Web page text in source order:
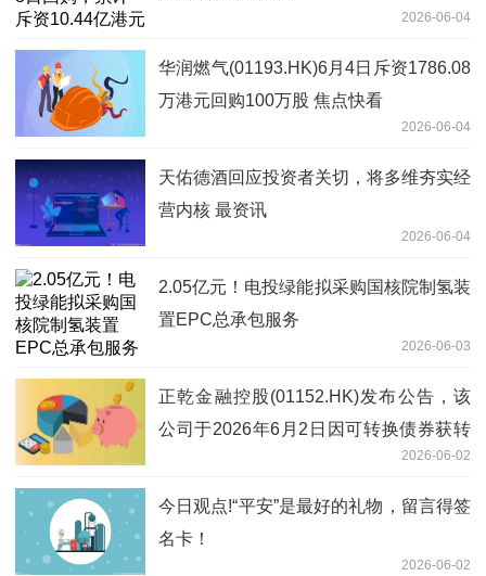
2026-06-04
华润燃气(01193.HK)6月4日斥资1786.08
万港元回购100万股 焦点快看
2026-06-04
天佑德酒回应投资者关切，将多维夯实经
营内核 最资讯
2026-06-04
2.05亿元！电投绿能拟采购国核院制氢装
置EPC总承包服务
2026-06-03
正乾金融控股(01152.HK)发布公告，该
公司于2026年6月2日因可转换债券获转
换而发行1.07亿股股份 今日播报2026-06-02
今日观点!“平安”是最好的礼物，留言得签
名卡！
2026-06-02